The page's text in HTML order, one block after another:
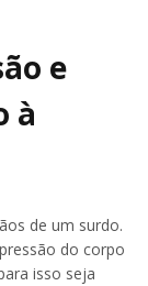
e
à
de um surdo.
do corpo
isso seja